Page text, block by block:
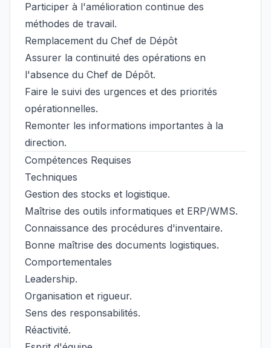
Participer à l'amélioration continue des
méthodes de travail.
Remplacement du Chef de Dépôt
Assurer la continuité des opérations en
l'absence du Chef de Dépôt.
Faire le suivi des urgences et des priorités
opérationnelles.
Remonter les informations importantes à la
direction.
Compétences Requises
Techniques
Gestion des stocks et logistique.
Maîtrise des outils informatiques et ERP/WMS.
Connaissance des procédures d'inventaire.
Bonne maîtrise des documents logistiques.
Comportementales
Leadership.
Organisation et rigueur.
Sens des responsabilités.
Réactivité.